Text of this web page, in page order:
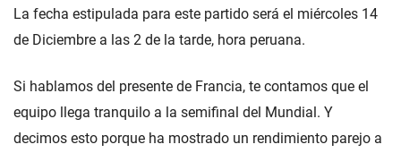
La fecha estipulada para este partido será el miércoles 14
de Diciembre a las 2 de la tarde, hora peruana.
Si hablamos del presente de Francia, te contamos que el
equipo llega tranquilo a la semifinal del Mundial. Y
decimos esto porque ha mostrado un rendimiento parejo a